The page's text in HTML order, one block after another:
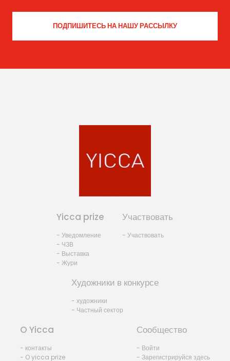
Yicca prize
- Уведомление
- ЧЗВ
- Выставка
- Жури
Участвовать
- Участвовать
Художники в конкурсе
- художники
- Частный сектор
O Yicca
- контакты
- O yicca prize
Сообщество
- Войти
- Зарегистрируйся здесь